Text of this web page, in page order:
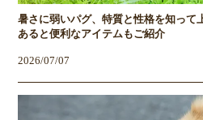
暑さに弱いパグ、特質と性格を知って
あると便利なアイテムもご紹介
2026/07/07